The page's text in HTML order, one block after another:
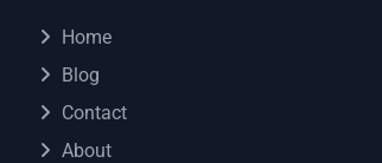
Home
Blog
Contact
About